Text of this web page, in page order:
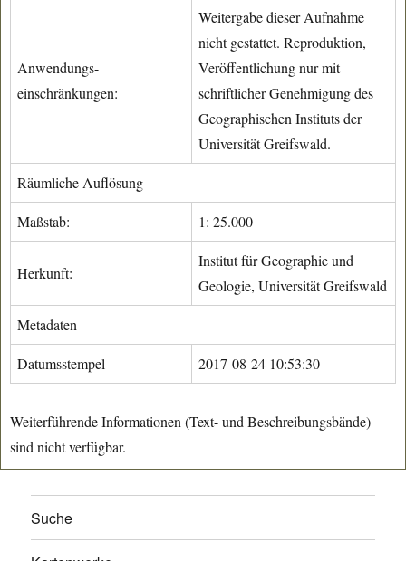
Anwendungs-
einschränkungen:
Weitergabe dieser Aufnahme
nicht gestattet. Reproduktion,
Veröffentlichung nur mit
schriftlicher Genehmigung des
Geographischen Instituts der
Universität Greifswald.
Räumliche Auflösung
Maßstab: 1: 25.000
Herkunft:
Institut für Geographie und
Geologie, Universität Greifswald
Metadaten
Datumsstempel 2017-08-24 10:53:30
Weiterführende Informationen (Text- und Beschreibungsbände)
sind nicht verfügbar.
Suche